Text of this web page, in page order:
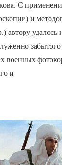
С
и
автору удалось
военных
и